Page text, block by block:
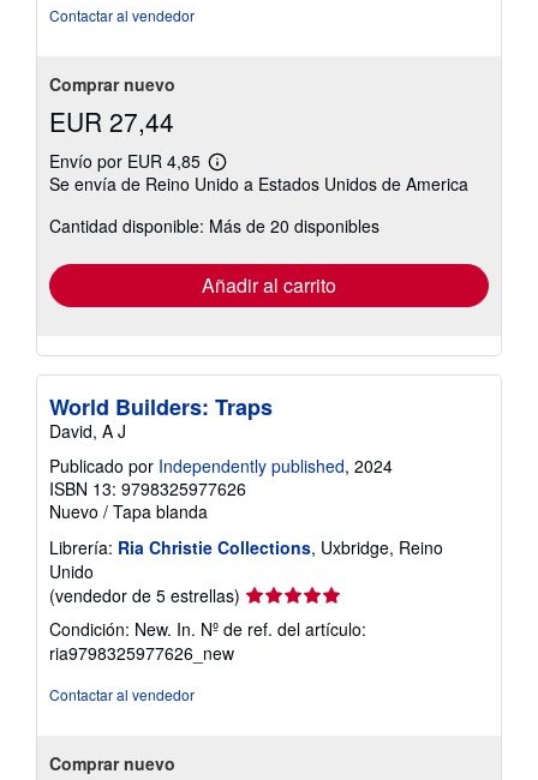
Contactar al vendedor
Comprar nuevo
EUR 27,44
Envío por EUR 4,85
Más
información
las
envío
Se envía de Reino Unido a Estados Unidos de America
Cantidad disponible: Más de 20 disponibles
Añadir al carrito
World Builders: Traps
David, A J
Publicado por Independently published, 2024
ISBN 13: 9798325977626
Nuevo / Tapa blanda
Librería: Ria Christie Collections, Uxbridge, Reino
Unido
(vendedor de 5 estrellas) Calificación
del
vendedor:
Condición: New. In. Nº de ref. del artículo:
ria9798325977626_new
Contactar al vendedor
Comprar nuevo